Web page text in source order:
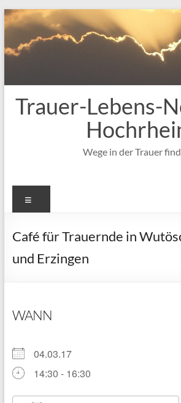
Zum
Inhalt
springen
Trauer-Lebens-
Wege in der Trauer
Café für Trauernde in
und Erzingen
WANN
04.03.17
14:30 - 16:30